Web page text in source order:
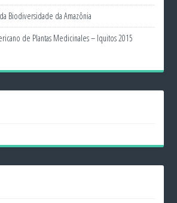
Biodiversidade da Amazônia
de Plantas Medicinales – Iquitos 2015